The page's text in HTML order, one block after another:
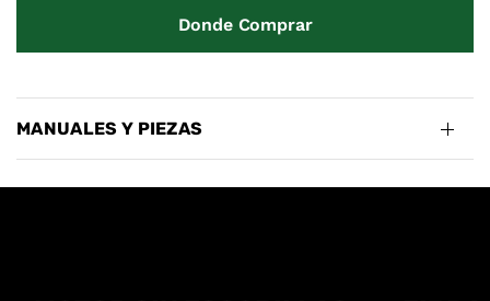
Donde Comprar
MANUALES Y PIEZAS